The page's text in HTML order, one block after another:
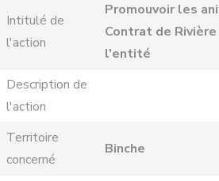
Intitulé de
l'action
Promouvoir les
Contrat de
l'entité
Description de
l'action
Territoire
concerné
Binche